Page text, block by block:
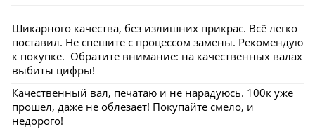
Шикарного качества, без излишних прикрас. Всё легко
поставил. Не спешите с процессом замены. Рекомендую
к покупке. Обратите внимание: на качественных валах
выбиты цифры!
Качественный вал, печатаю и не нарадуюсь. 100к уже
прошёл, даже не облезает! Покупайте смело, и
недорого!